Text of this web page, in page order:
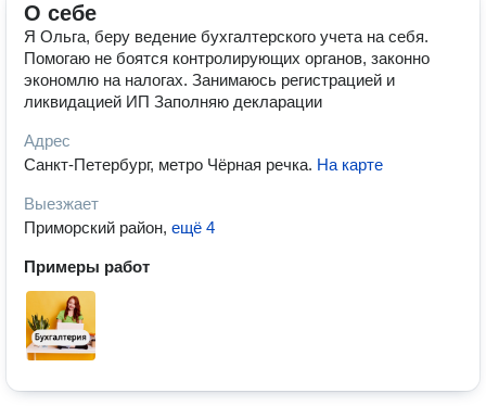
О себе
Я Ольга, беру ведение бухгалтерского учета на себя.
Помогаю не боятся контролирующих органов, законно
экономлю на налогах. Занимаюсь регистрацией и
ликвидацией ИП Заполняю декларации
Адрес
Санкт-Петербург, метро Чёрная речка. На карте
Выезжает
Приморский район, ещё 4
Примеры работ